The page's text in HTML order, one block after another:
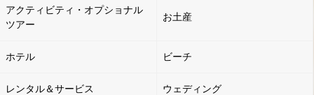
アクティビティ・オプショナル
ツアー
お土産
ホテル ビーチ
レンタル＆サービス ウェディング